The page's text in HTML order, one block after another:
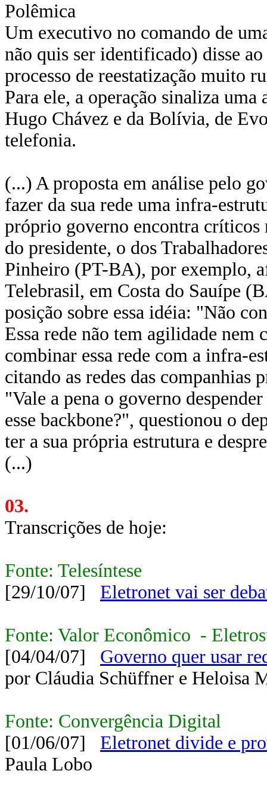
Polêmica
Um executivo no comando de
não quis ser identificado) disse
processo de reestatização muito
Para ele, a operação sinaliza uma
Hugo Chávez e da Bolívia, de
telefonia.
(...) A proposta em análise pelo
fazer da sua rede uma infra-
próprio governo encontra críticos
do presidente, o dos
Pinheiro (PT-BA), por exemplo,
Telebrasil, em Costa do Sauípe
posição sobre essa idéia: "Não
Essa rede não tem agilidade nem
combinar essa rede com a infra-
citando as redes das companhias
"Vale a pena o governo
esse backbone?", questionou o
ter a sua própria estrutura e
(...)
03.
Transcrições de hoje:
Fonte: Telesíntese
[29/10/07] Eletronet vai ser
Fonte: Valor Econômico -
[04/04/07] Governo quer usar
por Cláudia Schüffner e Heloisa
Fonte: Convergência Digital
[01/06/07] Eletronet divide e
Paula Lobo